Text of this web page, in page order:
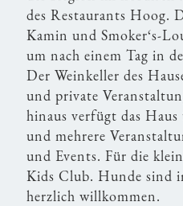
des Restaurants Hoog.
Kamin und Smoker‘s-
um nach einem Tag in
Der Weinkeller des
und private
hinaus verfügt das
und mehrere
und Events. Für die
Kids Club. Hunde sind
herzlich willkommen.